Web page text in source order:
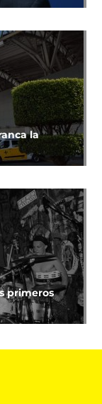
la
primeros